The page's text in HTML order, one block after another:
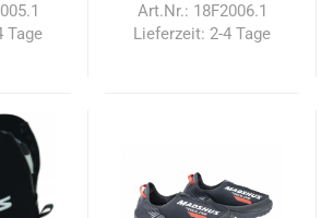
Tage
Art.Nr.: 18F2006.1
Lieferzeit: 2-4 Tage